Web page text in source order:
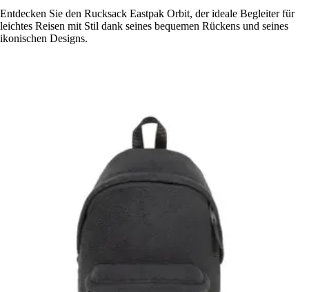
Entdecken Sie den Rucksack Eastpak Orbit, der ideale Begleiter für
leichtes Reisen mit Stil dank seines bequemen Rückens und seines
ikonischen Designs.